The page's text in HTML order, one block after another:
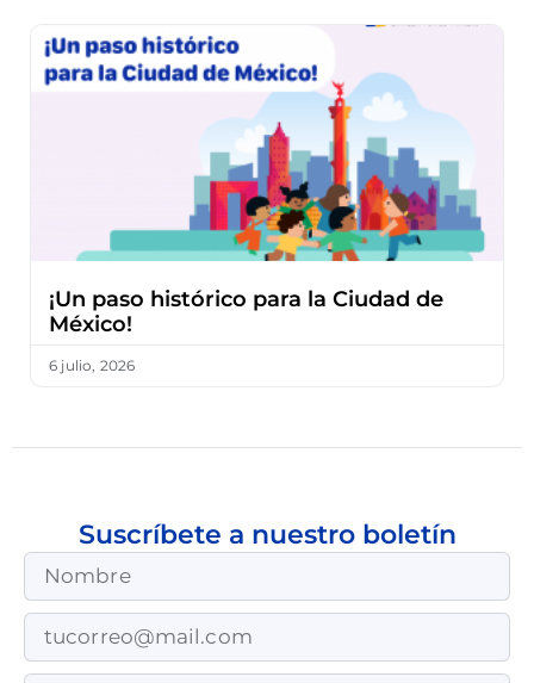
¡Un paso histórico para la Ciudad de
México!
6 julio, 2026
Suscríbete a nuestro boletín